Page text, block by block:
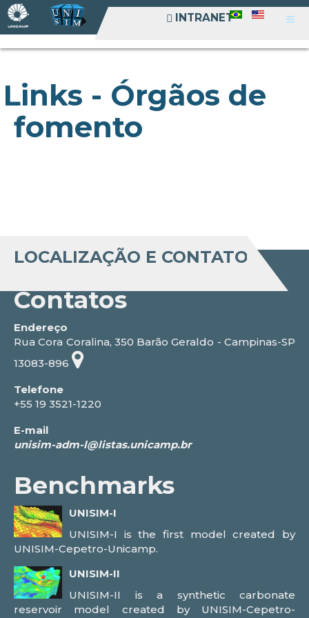
INTRANET
INTRANET
Links - Órgãos de
fomento
LOCALIZAÇÃO E CONTATO
Contatos
Endereço
Rua Cora Coralina, 350 Barão Geraldo - Campinas-SP
13083-896
Telefone
+55 19 3521-1220
E-mail
Benchmarks
UNISIM-I
UNISIM-I is the first model created by
UNISIM-Cepetro-Unicamp.
UNISIM-II
UNISIM-II is a synthetic carbonate
reservoir model created by UNISIM-Cepetro-